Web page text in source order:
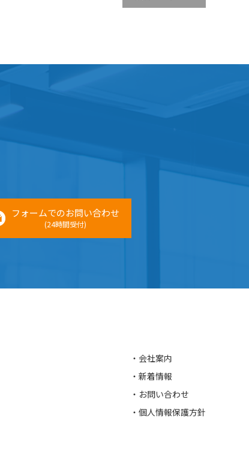
フォームでのお問い合わせ
(24時間受付)
・会社案内
・新着情報
・お問い合わせ
・個人情報保護方針